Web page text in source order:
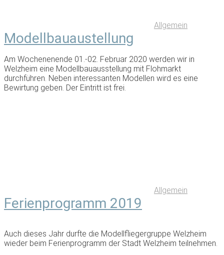
Allgemein
Modellbauaustellung
Am Wochenenende 01.-02. Februar 2020 werden wir in
Welzheim eine Modellbauausstellung mit Flohmarkt
durchführen. Neben interessanten Modellen wird es eine
Bewirtung geben. Der Eintritt ist frei.
Allgemein
Ferienprogramm 2019
Auch dieses Jahr durfte die Modellfliegergruppe Welzheim
wieder beim Ferienprogramm der Stadt Welzheim teilnehmen.